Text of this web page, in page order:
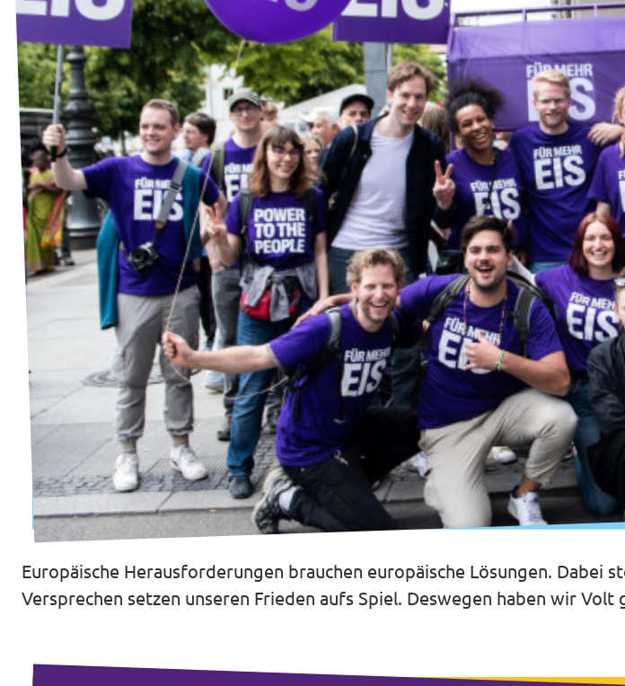
Unsere Events
Deine Spende für Volt!
Mache bei uns mit!
Pressemitteilungen
Hochspannung - powered by Volt - Podcast
Leichte Sprache
Jobs bei Volt
Mache mit!
Transparenz
Impressum
Europäische Herausforderungen brauchen europäische Lösungen. Dabei
Versprechen setzen unseren Frieden aufs Spiel. Deswegen haben wir